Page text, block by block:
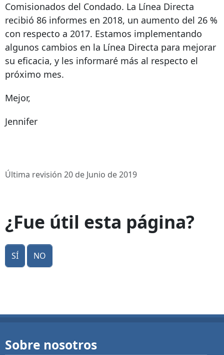
Comisionados del Condado. La Línea Directa
recibió 86 informes en 2018, un aumento del 26 %
con respecto a 2017. Estamos implementando
algunos cambios en la Línea Directa para mejorar
su eficacia, y les informaré más al respecto el
próximo mes.
Mejor,
Jennifer
Última revisión 20 de Junio de 2019
¿Fue útil esta página?
Sí No
Sobre nosotros